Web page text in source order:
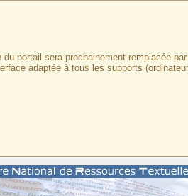
portail sera prochainement remplacée
adaptée à tous les supports